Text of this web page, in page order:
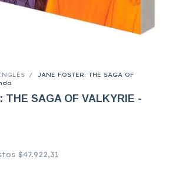
/
JANE FOSTER: THE SAGA OF
THE SAGA OF VALKYRIE -
$47.922,31